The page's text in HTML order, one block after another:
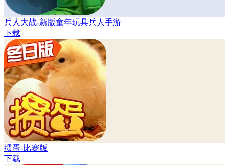
兵人大战-新版童年玩具兵人手游
下载
掼蛋-比赛版
下载